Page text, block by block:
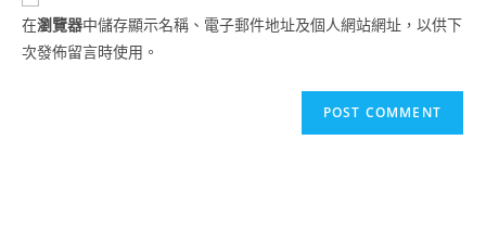
在瀏覽器中儲存顯示名稱、電子郵件地址及個人網站網址，以供下
次發佈留言時使用。